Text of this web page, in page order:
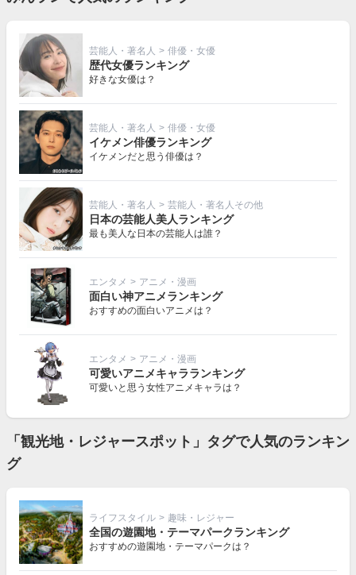
芸能人・著名人 > 俳優・女優
歴代女優ランキング
好きな女優は？
芸能人・著名人 > 俳優・女優
イケメン俳優ランキング
イケメンだと思う俳優は？
芸能人・著名人 > 芸能人・著名人その他
日本の芸能人美人ランキング
最も美人な日本の芸能人は誰？
エンタメ > アニメ・漫画
面白い神アニメランキング
おすすめの面白いアニメは？
エンタメ > アニメ・漫画
可愛いアニメキャラランキング
可愛いと思う女性アニメキャラは？
「観光地・レジャースポット」タグで人気のランキン
グ
ライフスタイル > 趣味・レジャー
全国の遊園地・テーマパークランキング
おすすめの遊園地・テーマパークは？